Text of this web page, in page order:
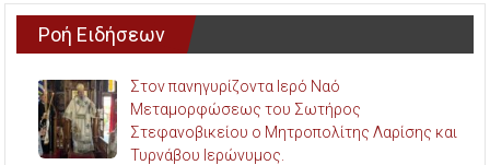
Ροή Ειδήσεων
Στον πανηγυρίζοντα Ιερό Ναό
Μεταμορφώσεως του Σωτήρος
Στεφανοβικείου ο Μητροπολίτης Λαρίσης και
Τυρνάβου Ιερώνυμος.